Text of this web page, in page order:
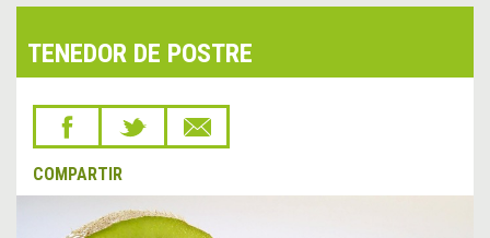
TENEDOR DE POSTRE
COMPARTIR